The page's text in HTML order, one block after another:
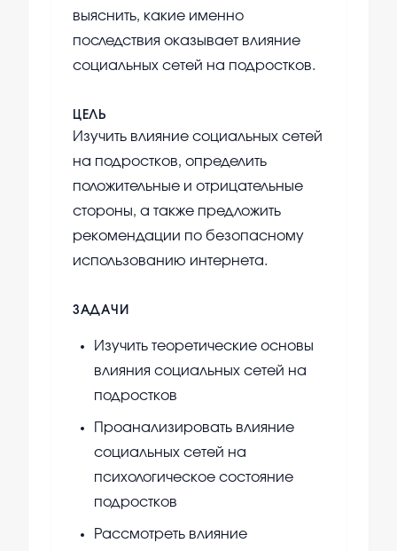
выяснить, какие именно
последствия оказывает влияние
социальных сетей на подростков.
ЦЕЛЬ
Изучить влияние социальных сетей
на подростков, определить
положительные и отрицательные
стороны, а также предложить
рекомендации по безопасному
использованию интернета.
ЗАДАЧИ
Изучить теоретические основы
влияния социальных сетей на
подростков
Проанализировать влияние
социальных сетей на
психологическое состояние
подростков
Рассмотреть влияние